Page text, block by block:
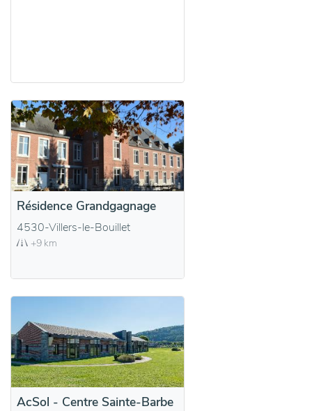
Résidence Grandgagnage
4530-Villers-le-Bouillet
+9 km
AcSol - Centre Sainte-Barbe